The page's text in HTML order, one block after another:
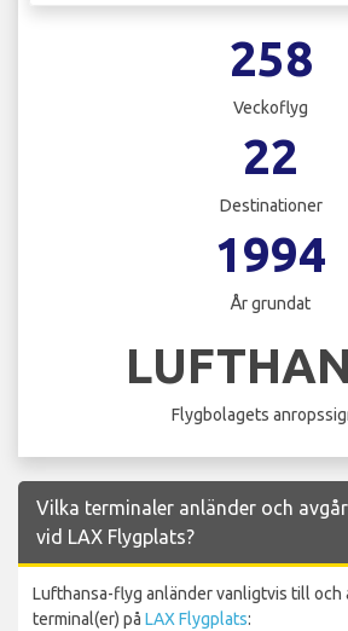
258
Veckoflyg
22
Destinationer
1994
År grundat
Flygbolagets
Vilka terminaler anländer och
vid LAX Flygplats?
Lufthansa-flyg anländer vanligtvis till och
terminal(er) på LAX Flygplats: